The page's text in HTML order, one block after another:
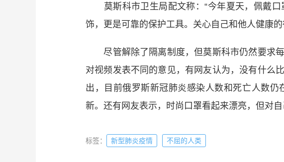
莫斯科市卫生局配文称：“今年夏天，佩戴口
饰，更是可靠的保护工具。关心自己和他人健康
尽管解除了隔离制度，但莫斯科市仍然要求每
对视频发表不同的意见，有网友认为，没有什么
出，目前俄罗斯新冠肺炎感染人数和死亡人数
新。还有网友表示，时尚口罩看起来漂亮，但对
标签： 新型肺炎疫情 不屈的人类